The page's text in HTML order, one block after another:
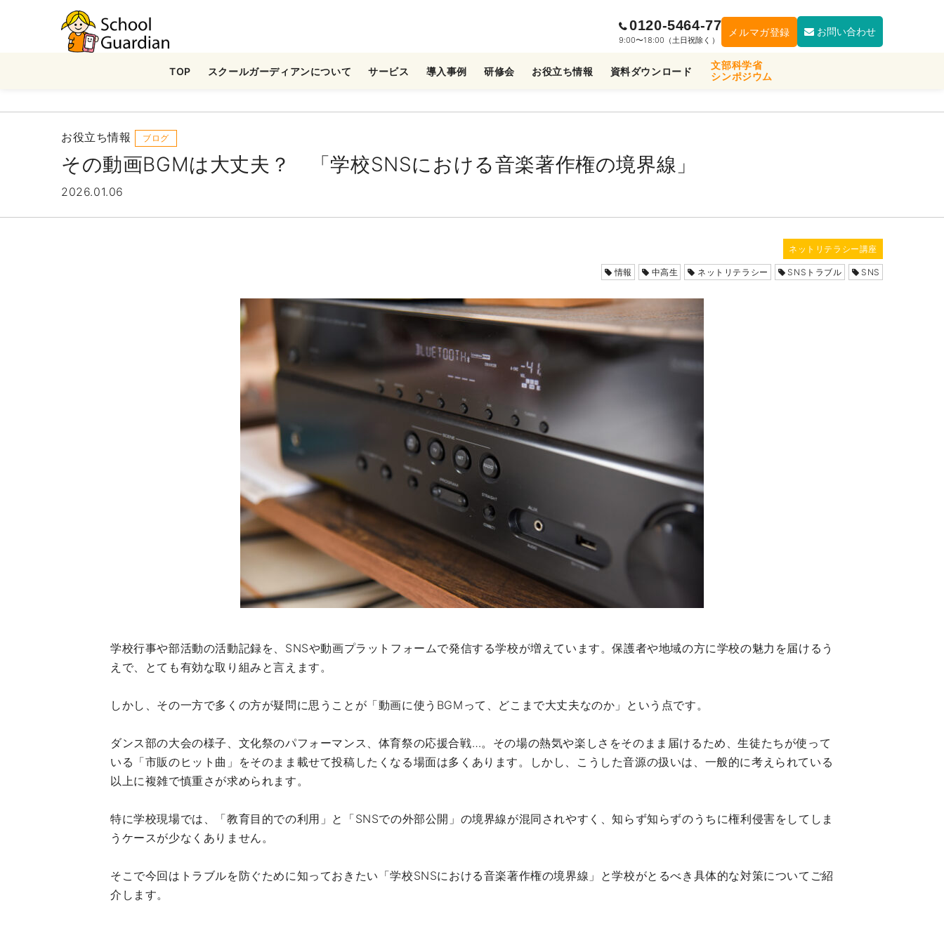
ナ
ビ
ョ
ン
ス
キ
0120-5464-77
9:00〜18:00（土日祝除く）
メルマガ登録 お問い合わせ
TOP スクールガーディアンについて サービス 導入事例 研修会 お役立ち情報 資料ダウンロード
文部科学省
シンポジウム
お役立ち情報 ブログ
その動画BGMは大丈夫？ 「学校SNSにおける音楽著作権の境界線」
2026.01.06
ネットリテラシー講座
情報 中高生 ネットリテラシー SNSトラブル SNS
学校行事や部活動の活動記録を、SNSや動画プラットフォームで発信する学校が増えています。保護者や地域の方に学校の魅力を届けるう
えで、とても有効な取り組みと言えます。
しかし、その一方で多くの方が疑問に思うことが「動画に使うBGMって、どこまで大丈夫なのか」という点です。
ダンス部の大会の様子、文化祭のパフォーマンス、体育祭の応援合戦…。その場の熱気や楽しさをそのまま届けるため、生徒たちが使って
いる「市販のヒット曲」をそのまま載せて投稿したくなる場面は多くあります。しかし、こうした音源の扱いは、一般的に考えられている
以上に複雑で慎重さが求められます。
特に学校現場では、「教育目的での利用」と「SNSでの外部公開」の境界線が混同されやすく、知らず知らずのうちに権利侵害をしてしま
うケースが少なくありません。
そこで今回はトラブルを防ぐために知っておきたい「学校SNSにおける音楽著作権の境界線」と学校がとるべき具体的な対策についてご紹
介します。